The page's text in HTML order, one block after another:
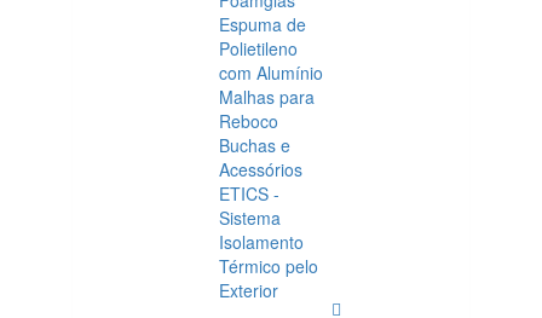
Espuma de
Polietileno
com Alumínio
Malhas para
Reboco
Buchas e
Acessórios
ETICS -
Sistema
Isolamento
Térmico pelo
Exterior